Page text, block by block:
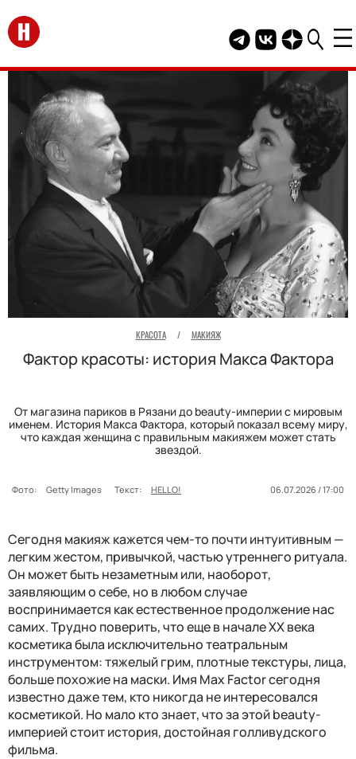
Перейти на главную
Telegram канал
Группа HELLO
Канал
КРАСОТА / МАКИЯЖ
Фактор красоты: история Макса Фактора
От магазина париков в Рязани до beauty-империи с мировым
именем. История Макса Фактора, который показал всему миру,
что каждая женщина с правильным макияжем может стать
звездой.
Фото: Getty Images Текст: HELLO! 06.07.2026 / 17:00
Сегодня макияж кажется чем-то почти интуитивным —
легким жестом, привычкой, частью утреннего ритуала.
Он может быть незаметным или, наоборот,
заявляющим о себе, но в любом случае
воспринимается как естественное продолжение нас
самих. Трудно поверить, что еще в начале XX века
косметика была исключительно театральным
инструментом: тяжелый грим, плотные текстуры, лица,
больше похожие на маски. Имя Max Factor сегодня
известно даже тем, кто никогда не интересовался
косметикой. Но мало кто знает, что за этой beauty-
империей стоит история, достойная голливудского
фильма.